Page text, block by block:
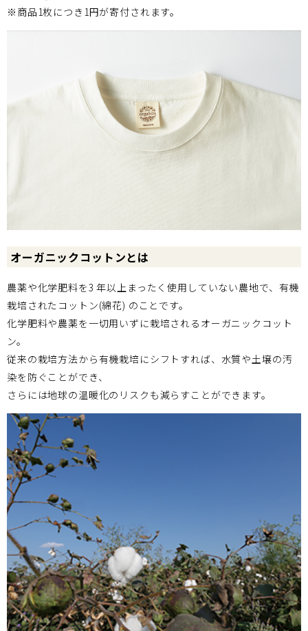
※商品1枚につき1円が寄付されます。
オーガニックコットンとは
農薬や化学肥料を3 年以上まったく使用していない農地で、有機
栽培されたコットン(綿花) のことです。
化学肥料や農薬を一切用いずに栽培されるオーガニックコット
ン。
従来の栽培方法から有機栽培にシフトすれば、水質や土壌の汚
染を防ぐことができ、
さらには地球の温暖化のリスクも減らすことができます。